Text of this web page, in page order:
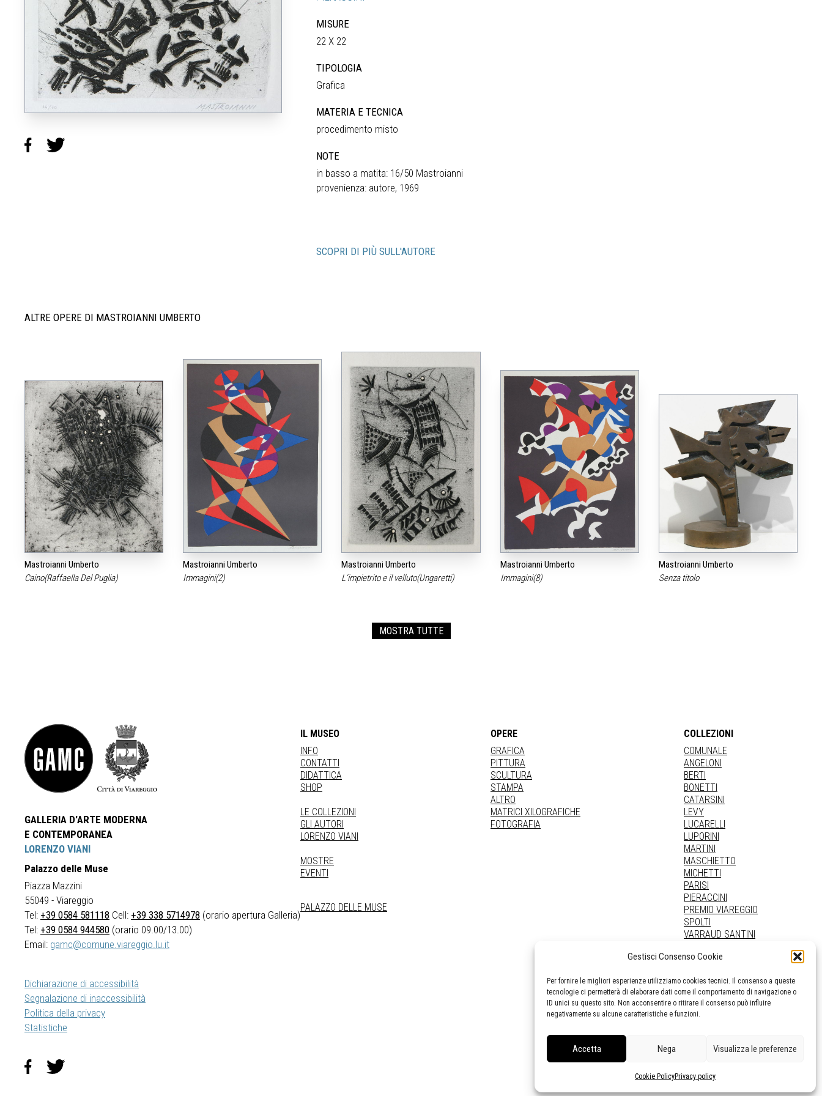
Gestisci Consenso Cookie
Per fornire le migliori esperienze utilizziamo cookies tecnici. Il consenso a queste
tecnologie ci permetterà di elaborare dati come il comportamento di navigazione o
ID unici su questo sito. Non acconsentire o ritirare il consenso può influire
negativamente su alcune caratteristiche e funzioni.
Accetta Nega Visualizza le preferenze
Cookie PolicyPrivacy policy
MISURE
22 X 22
TIPOLOGIA
Grafica
MATERIA E TECNICA
procedimento misto
NOTE
in basso a matita: 16/50 Mastroianni
provenienza: autore, 1969
SCOPRI DI PIÙ SULL'AUTORE
ALTRE OPERE DI MASTROIANNI UMBERTO
Mastroianni Umberto
Caino(Raffaella Del Puglia)
Mastroianni Umberto
Immagini(2)
Mastroianni Umberto
L‘impietrito e il velluto(Ungaretti)
Mastroianni Umberto
Immagini(8)
Mastroianni Umberto
Senza titolo
MOSTRA TUTTE
GALLERIA D'ARTE MODERNA
E CONTEMPORANEA
LORENZO VIANI
Palazzo delle Muse
Piazza Mazzini
55049 - Viareggio
Tel: +39 0584 581118 Cell: +39 338 5714978 (orario apertura Galleria)
Tel: +39 0584 944580 (orario 09.00/13.00)
Email: gamc@comune.viareggio.lu.it
Dichiarazione di accessibilità
Segnalazione di inaccessibilità
Politica della privacy
Statistiche
IL MUSEO
INFO
CONTATTI
DIDATTICA
SHOP
LE COLLEZIONI
GLI AUTORI
LORENZO VIANI
MOSTRE
EVENTI
PALAZZO DELLE MUSE
OPERE
GRAFICA
PITTURA
SCULTURA
STAMPA
ALTRO
MATRICI XILOGRAFICHE
FOTOGRAFIA
COLLEZIONI
COMUNALE
ANGELONI
BERTI
BONETTI
CATARSINI
LEVY
LUCARELLI
LUPORINI
MARTINI
MASCHIETTO
MICHETTI
PARISI
PIERACCINI
PREMIO VIAREGGIO
SPOLTI
VARRAUD SANTINI